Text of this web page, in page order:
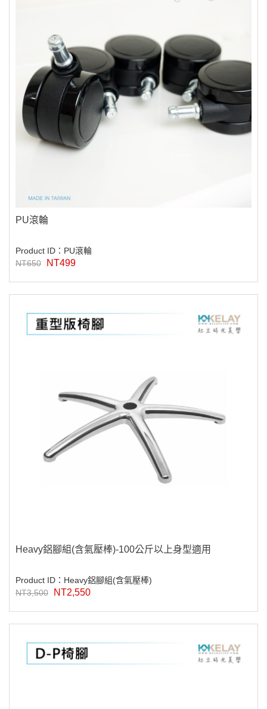
PU滾輪
Product ID：PU滾輪
NT650
NT499
Heavy鋁腳組(含氣壓棒)-100公斤以上身型適用
Product ID：Heavy鋁腳組(含氣壓棒)
NT3,500
NT2,550